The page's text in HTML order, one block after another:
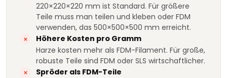
220×220×220 mm ist Standard. Für größere
Teile muss man teilen und kleben oder FDM
verwenden, das 500×500×500 mm erreicht.
Höhere Kosten pro Gramm
Harze kosten mehr als FDM-Filament. Für große,
robuste Teile sind FDM oder SLS wirtschaftlicher.
Spröder als FDM-Teile